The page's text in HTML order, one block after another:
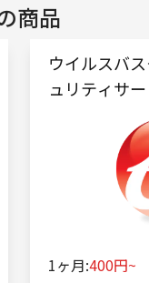
商品
ウイルスバ
ュリティサ
1ヶ月:400円~